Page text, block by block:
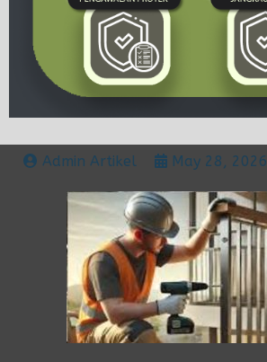
Admin Artikel May 28, 2026